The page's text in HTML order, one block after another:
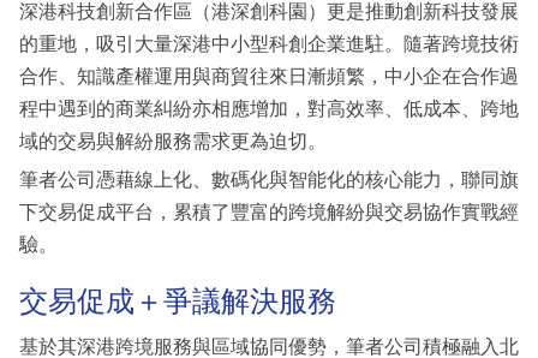
深港科技創新合作區（港深創科園）更是推動創新科技發展
的重地，吸引大量深港中小型科創企業進駐。隨著跨境技術
合作、知識產權運用與商貿往來日漸頻繁，中小企在合作過
程中遇到的商業糾紛亦相應增加，對高效率、低成本、跨地
域的交易與解紛服務需求更為迫切。
筆者公司憑藉線上化、數碼化與智能化的核心能力，聯同旗
下交易促成平台，累積了豐富的跨境解紛與交易協作實戰經
驗。
交易促成＋爭議解決服務
基於其深港跨境服務與區域協同優勢，筆者公司積極融入北